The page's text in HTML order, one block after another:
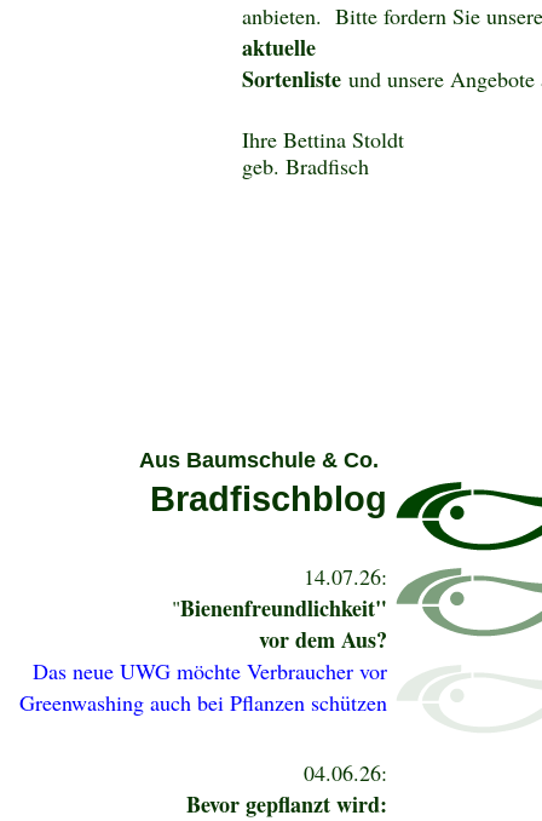
Aus Baumschule & Co.
Bradfischblog
14.07.26:
"Bienenfreundlichkeit"
vor dem Aus?
Das neue UWG möchte Verbraucher vor
Greenwashing auch bei Pflanzen schützen
04.06.26:
Bevor gepflanzt wird:
anbieten. Bitte fordern Sie unsere
aktuelle
Sortenliste und unsere Angebote
Ihre Bettina Stoldt
geb. Bradfisch